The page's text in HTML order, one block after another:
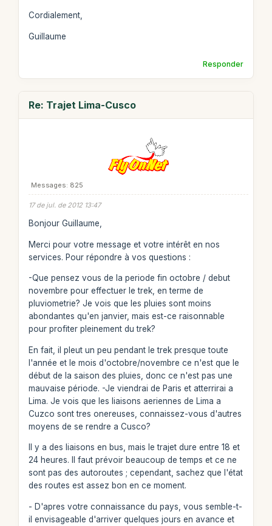
Cordialement,
Guillaume
Responder
Re: Trajet Lima-Cusco
Messages: 825
17 de jul. de 2012 13:47
Bonjour Guillaume,
Merci pour votre message et votre intérêt en nos
services. Pour répondre à vos questions :
-Que pensez vous de la periode fin octobre / debut
novembre pour effectuer le trek, en terme de
pluviometrie? Je vois que les pluies sont moins
abondantes qu'en janvier, mais est-ce raisonnable
pour profiter pleinement du trek?
En fait, il pleut un peu pendant le trek presque toute
l'année et le mois d'octobre/novembre ce n'est que le
début de la saison des pluies, donc ce n'est pas une
mauvaise période. -Je viendrai de Paris et atterrirai a
Lima. Je vois que les liaisons aeriennes de Lima a
Cuzco sont tres onereuses, connaissez-vous d'autres
moyens de se rendre a Cusco?
Il y a des liaisons en bus, mais le trajet dure entre 18 et
24 heures. Il faut prévoir beaucoup de temps et ce ne
sont pas des autoroutes ; cependant, sachez que l'état
des routes est assez bon en ce moment.
- D'apres votre connaissance du pays, vous semble-t-
il envisageable d'arriver quelques jours en avance et